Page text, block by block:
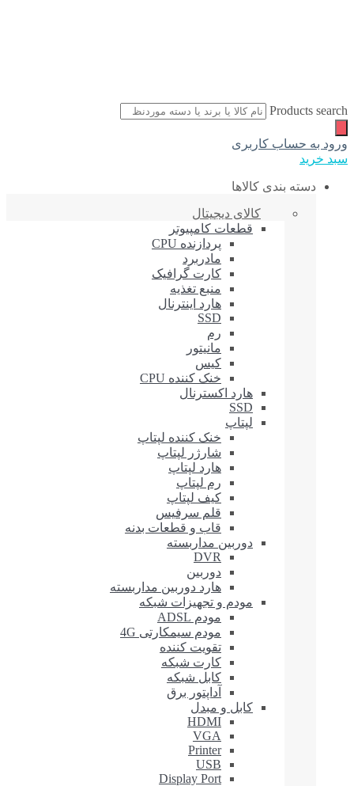
Products search
ورود به حساب کاربری
سبد خرید
دسته بندی کالاها
کالای دیجیتال
قطعات کامپیوتر
پردازنده CPU
مادربرد
کارت گرافیک
منبع تغذیه
هارد اینترنال
SSD
رم
مانیتور
کیس
خنک کننده CPU
هارد اکسترنال
SSD
لپتاپ
خنک کننده لپتاپ
شارژر لپتاپ
هارد لپتاپ
رم لپتاپ
کیف لپتاپ
قلم سرفیس
قاب و قطعات بدنه
دوربین مداربسته
DVR
دوربین
هارد دوربین مداربسته
مودم و تجهیزات شبکه
مودم ADSL
مودم سیمکارتی 4G
تقویت کننده
کارت شبکه
کابل شبکه
آداپتور برق
کابل و مبدل
HDMI
VGA
Printer
USB
Display Port